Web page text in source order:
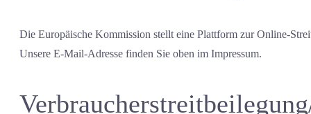
Die Europäische Kommission stellt eine Plattform zur Online-
Unsere E-Mail-Adresse finden Sie oben im Impressum.